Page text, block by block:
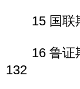
15 国联期
16 鲁证期
132